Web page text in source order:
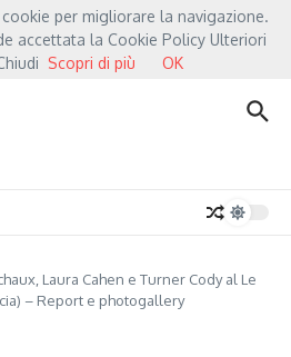
nasce “Anime Salve”: la data zero è un atto
Laura Cahen e Turner Cody al Le
– Report e photogallery
per migliorare la navigazione.
accettata la Cookie Policy Ulteriori
Scopri di più OK